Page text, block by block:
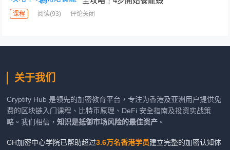
课程 阅读(93) 评论关闭
关于我们
Cryptify Hub 是领先的加密教育平台，专注为香港及亚洲用户提供免
费的区块链入门课程、比特币原理、DeFi 安全指南及投资实战策
略。我们相信，知识是抵御市场风险的最佳资产 。
CH加密中心学院已帮助超过3.6万名香港学员建立完整的加密认知体